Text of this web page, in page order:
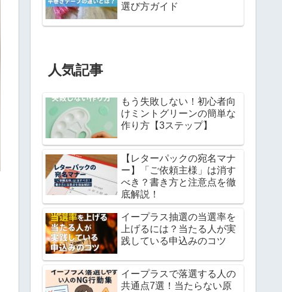
選び方ガイド
人気記事
もう失敗しない！初心者向
けミントグリーンの簡単な
作り方【3ステップ】
【レターパックの宛名マナ
ー】「ご依頼主様」は消す
べき？書き方と注意点を徹
底解説！
イープラス抽選の当選率を
上げるには？当たる人が実
践している申込みのコツ
イープラスで落選する人の
共通点7選！当たらない原